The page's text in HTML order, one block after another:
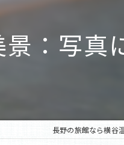
：写真
長野の旅館なら横谷